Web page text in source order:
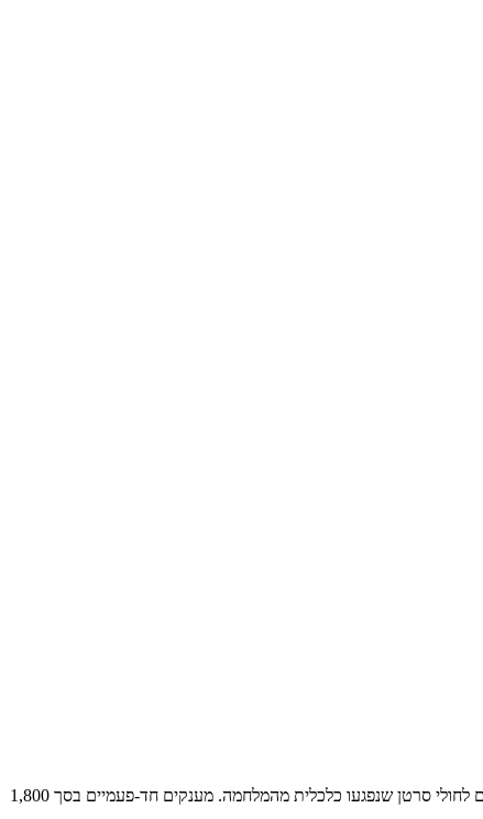
להבטיח טיפול אונקולוגי רציף לחולים במצוקה כלכלית עקב המלחמה עם פרוץ המלחמה ב-7 באוקטובר 2023, לימונדה ישראל השיקה תוכנית סיוע חירום לחולי סרטן שנפגעו כלכלית מהמלחמה. מענקים חד-פעמיים בסך 1,800